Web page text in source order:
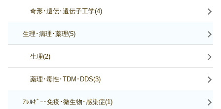
奇形･遺伝･遺伝子工学(4)
生理･病理･薬理(5)
生理(2)
薬理･毒性･TDM･DDS(3)
ｱﾚﾙｷﾞｰ･免疫･微生物･感染症(1)